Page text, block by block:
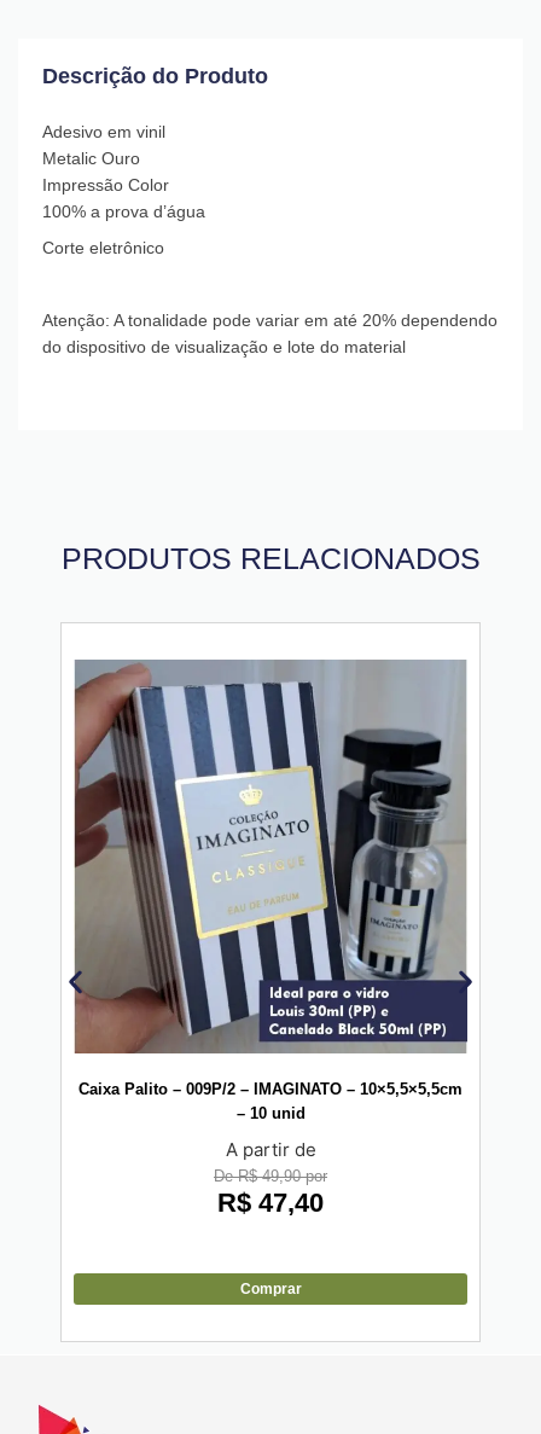
Descrição do Produto
Adesivo em vinil
Metalic Ouro
Impressão Color
100% a prova d’água
Corte eletrônico
Atenção: A tonalidade pode variar em até 20% dependendo
do dispositivo de visualização e lote do material
PRODUTOS RELACIONADOS
Caixa Palito – 009P/2 – IMAGINATO – 10×5,5×5,5cm
– 10 unid
A partir de
De R$ 49,90 por
R$ 47,40
Comprar